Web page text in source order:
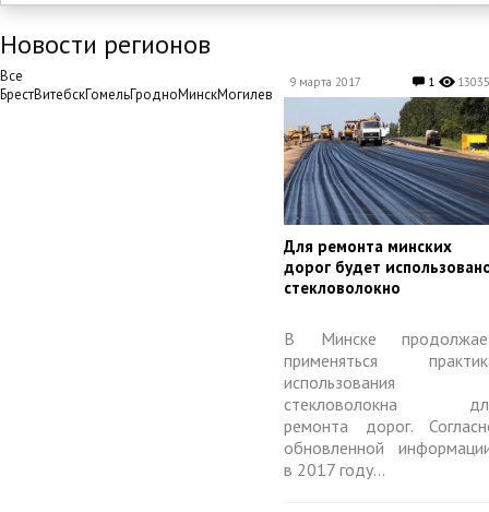
Новости регионов
Все
БрестВитебскГомельГродноМинскМогилев
9 марта 2017 1 13035
​Для ремонта минских
дорог будет
стекловолокно
В Минске
применяться
использования
стекловолокна
ремонта дорог.
обновленной
в 2017 году...